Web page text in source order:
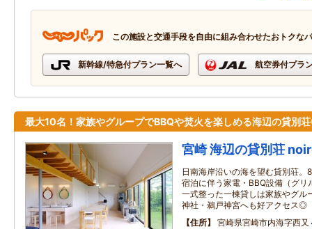
この施設と交通手段を自由に組み合わせたおトクな
新幹線/特急付プラン一覧へ 航空券付プラ
最大10名！家族やグループでBBQや焚火を楽しめる海辺の貸別
宮崎 海辺の貸別荘
日南海岸沿いの海を望む貸別荘
宿泊に伴う家電・BBQ設備（グリ
一式整った一棟貸しは家族やグル
神社・鵜戸神宮へも好アクセス◎
住所
宮崎県宮崎市内海字西又